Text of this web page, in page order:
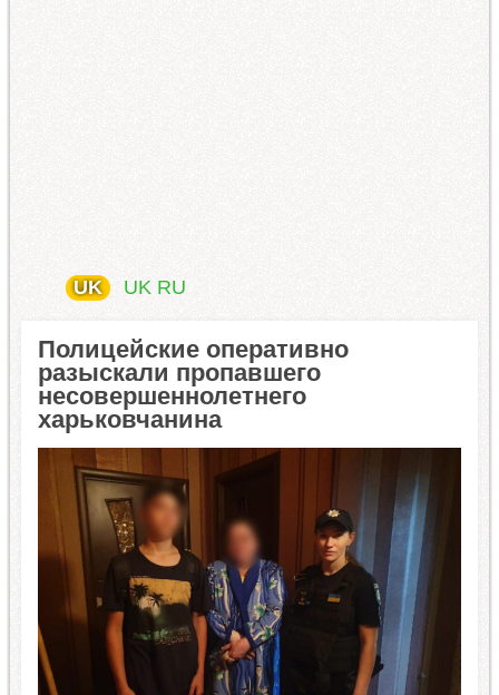
UK UK RU
Полицейские оперативно
разыскали пропавшего
несовершеннолетнего
харьковчанина